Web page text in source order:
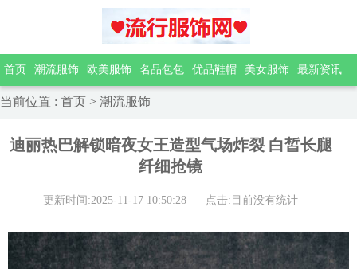
首页 潮流服饰 欧美服饰 名品包包 优品鞋帽 美女服饰 最新资讯
当前位置 : 首页 > 潮流服饰
迪丽热巴解锁暗夜女王造型气场炸裂 白皙长腿
纤细抢镜
更新时间:2025-11-17 10:50:28 点击:目前没有统计